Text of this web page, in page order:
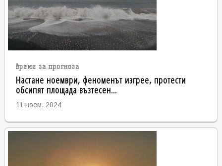
време за прогноза
Настане ноември, феноменът изгрее, протести
обсипят площада възтесен...
11 ноем. 2024